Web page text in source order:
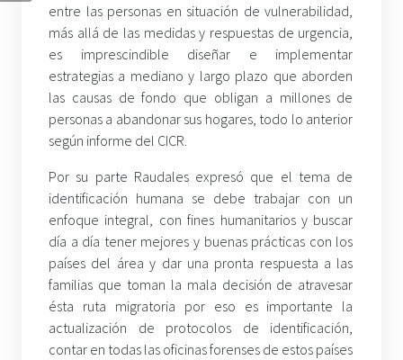
entre las personas en situación de vulnerabilidad,
más allá de las medidas y respuestas de urgencia,
es imprescindible diseñar e implementar
estrategias a mediano y largo plazo que aborden
las causas de fondo que obligan a millones de
personas a abandonar sus hogares, todo lo anterior
según informe del CICR.
Por su parte Raudales expresó que el tema de
identificación humana se debe trabajar con un
enfoque integral, con fines humanitarios y buscar
día a día tener mejores y buenas prácticas con los
países del área y dar una pronta respuesta a las
familias que toman la mala decisión de atravesar
ésta ruta migratoria por eso es importante la
actualización de protocolos de identificación,
contar en todas las oficinas forenses de estos países